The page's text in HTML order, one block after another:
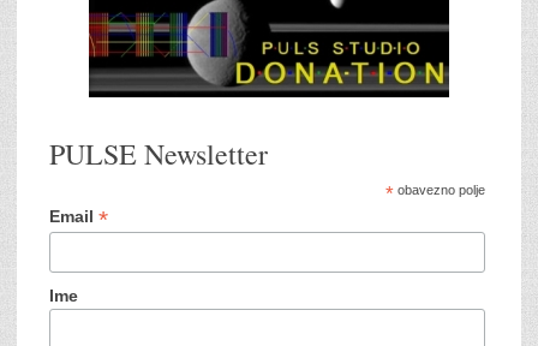
PULSE Newsletter
*obavezno polje
Email *
Ime